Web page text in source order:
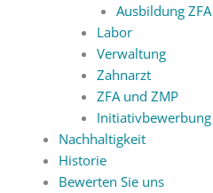
Ausbildung ZFA
Labor
Verwaltung
Zahnarzt
ZFA und ZMP
Initiativbewerbung
Nachhaltigkeit
Historie
Bewerten Sie uns